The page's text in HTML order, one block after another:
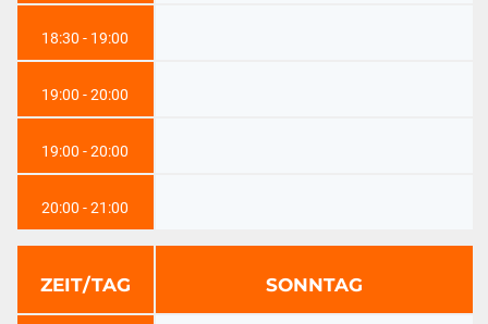
18:30 - 19:00
19:00 - 20:00
19:00 - 20:00
20:00 - 21:00
ZEIT/TAG SONNTAG